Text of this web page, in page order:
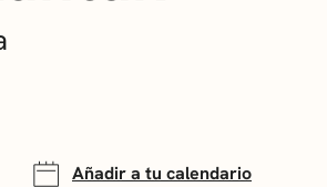
Añadir a tu calendario